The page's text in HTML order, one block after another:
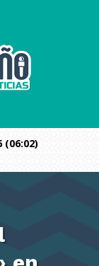
(06:02)